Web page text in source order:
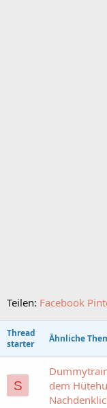
Teilen: Facebook
Thread
starter
Ähnliche
S
dem